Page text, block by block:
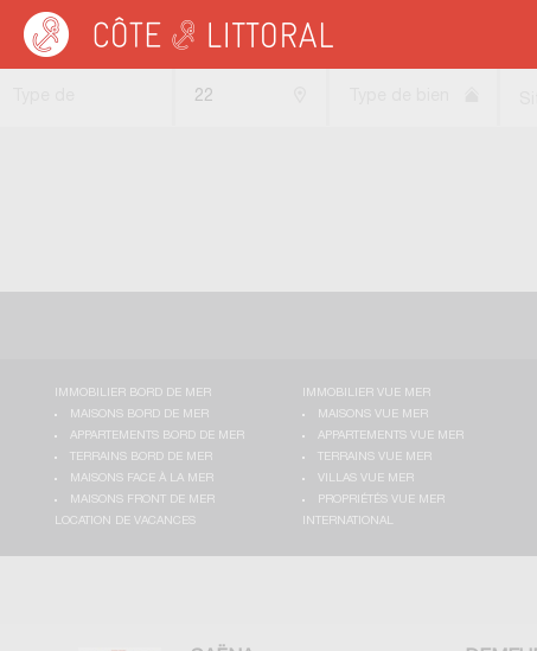
Côte & Littoral > immobilier vue mer>Appartements vue mer
22
IMMOBILIER BORD DE MER
MAISONS BORD DE MER
APPARTEMENTS BORD DE MER
TERRAINS BORD DE MER
MAISONS FACE À LA MER
MAISONS FRONT DE MER
IMMOBILIER VUE MER
MAISONS VUE MER
APPARTEMENTS VUE MER
TERRAINS VUE MER
VILLAS VUE MER
PROPRIÉTÉS VUE MER
LOCATION DE VACANCES
INTERNATIONAL